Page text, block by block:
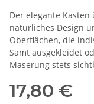
Der elegante
natürliches Design
Oberflächen, die
Samt ausgekleidet
Maserung stets
17,80 €